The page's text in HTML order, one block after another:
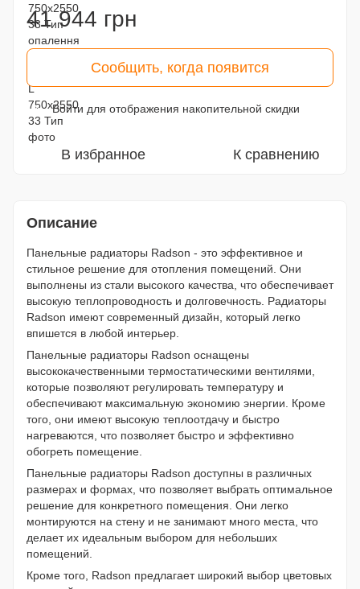
41 944 грн
Сообщить, когда появится
% Войти для отображения накопительной скидки
В избранное К сравнению
Описание
Панельные радиаторы Radson - это эффективное и
стильное решение для отопления помещений. Они
выполнены из стали высокого качества, что обеспечивает
высокую теплопроводность и долговечность. Радиаторы
Radson имеют современный дизайн, который легко
впишется в любой интерьер.
Панельные радиаторы Radson оснащены
высококачественными термостатическими вентилями,
которые позволяют регулировать температуру и
обеспечивают максимальную экономию энергии. Кроме
того, они имеют высокую теплоотдачу и быстро
нагреваются, что позволяет быстро и эффективно
обогреть помещение.
Панельные радиаторы Radson доступны в различных
размерах и формах, что позволяет выбрать оптимальное
решение для конкретного помещения. Они легко
монтируются на стену и не занимают много места, что
делает их идеальным выбором для небольших
помещений.
Кроме того, Radson предлагает широкий выбор цветовых